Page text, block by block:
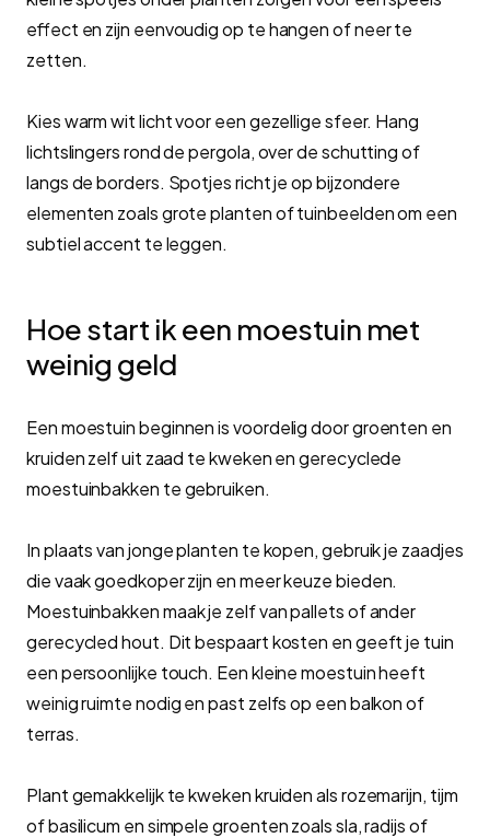
effect en zijn eenvoudig op te hangen of neer te
zetten.
Kies warm wit licht voor een gezellige sfeer. Hang
lichtslingers rond de pergola, over de schutting of
langs de borders. Spotjes richt je op bijzondere
elementen zoals grote planten of tuinbeelden om een
subtiel accent te leggen.
Hoe start ik een moestuin met
weinig geld
Een moestuin beginnen is voordelig door groenten en
kruiden zelf uit zaad te kweken en gerecyclede
moestuinbakken te gebruiken.
In plaats van jonge planten te kopen, gebruik je zaadjes
die vaak goedkoper zijn en meer keuze bieden.
Moestuinbakken maak je zelf van pallets of ander
gerecycled hout. Dit bespaart kosten en geeft je tuin
een persoonlijke touch. Een kleine moestuin heeft
weinig ruimte nodig en past zelfs op een balkon of
terras.
Plant gemakkelijk te kweken kruiden als rozemarijn, tijm
of basilicum en simpele groenten zoals sla, radijs of